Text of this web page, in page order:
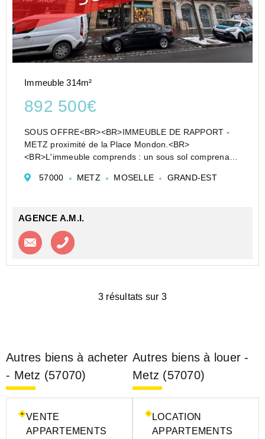
Immeuble 314m²
892 500€
SOUS OFFRE<BR><BR>IMMEUBLE DE RAPPORT -
METZ proximité de la Place Mondon.<BR>
<BR>L'immeuble comprends : un sous sol comprenant
<BR><BR>Au RDC: deux commerces de 90,95...
57000 METZ MOSELLE GRAND-EST
AGENCE A.M.I.
Contacter l'agence
3 résultats sur 3
Autres biens à acheter
- Metz (57070)
VENTE
APPARTEMENTS
Autres biens à louer -
Metz (57070)
LOCATION
APPARTEMENTS